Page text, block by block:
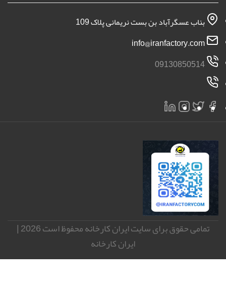
بناب عسگرآباد بن بست نریمانی پلاک 109
09130850514
تمامی حقوق برای سایت ایران کارخانه محفوظ است 2026 |
ایران کارخانه